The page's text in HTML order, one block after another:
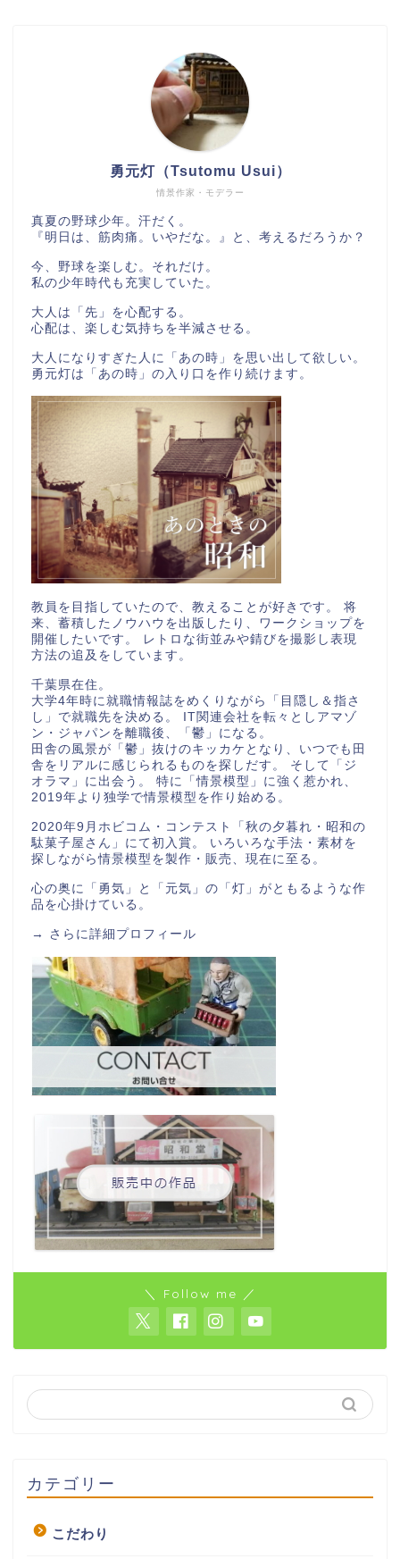
情景作家・モデラー
勇元灯（Tsutomu Usui）
真夏の野球少年。汗だく。
『明日は、筋肉痛。いやだな。』と、考えるだろうか？
今、野球を楽しむ。それだけ。
私の少年時代も充実していた。
大人は「先」を心配する。
心配は、楽しむ気持ちを半減させる。
大人になりすぎた人に「あの時」を思い出して欲しい。
勇元灯は「あの時」の入り口を作り続けます。
教員を目指していたので、教えることが好きです。 将
来、蓄積したノウハウを出版したり、ワークショップを
開催したいです。 レトロな街並みや錆びを撮影し表現
方法の追及をしています。
千葉県在住。
大学4年時に就職情報誌をめくりながら「目隠し＆指さ
し」で就職先を決める。 IT関連会社を転々としアマゾ
ン・ジャパンを離職後、「鬱」になる。
田舎の風景が「鬱」抜けのキッカケとなり、いつでも田
舎をリアルに感じられるものを探しだす。 そして「ジ
オラマ」に出会う。 特に「情景模型」に強く惹かれ、
2019年より独学で情景模型を作り始める。
2020年9月ホビコム・コンテスト「秋の夕暮れ・昭和の
駄菓子屋さん」にて初入賞。 いろいろな手法・素材を
探しながら情景模型を製作・販売、現在に至る。
心の奥に「勇気」と「元気」の「灯」がともるような作
品を心掛けている。
→ さらに詳細プロフィール
＼ Follow me ／
カテゴリー
こだわり